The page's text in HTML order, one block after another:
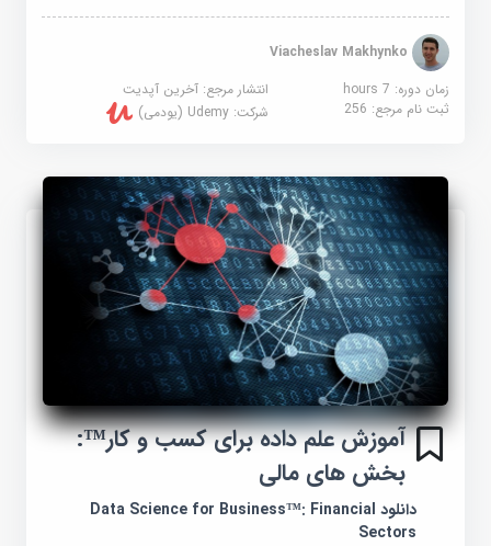
Viacheslav Makhynko
زمان دوره: 7 hours
انتشار مرجع:آخرین آپدیت
ثبت نام مرجع:256 شرکت:Udemy (یودمی)
آموزش علم داده برای کسب و کار™:
بخش های مالی
دانلود Data Science for Business™: Financial
Sectors